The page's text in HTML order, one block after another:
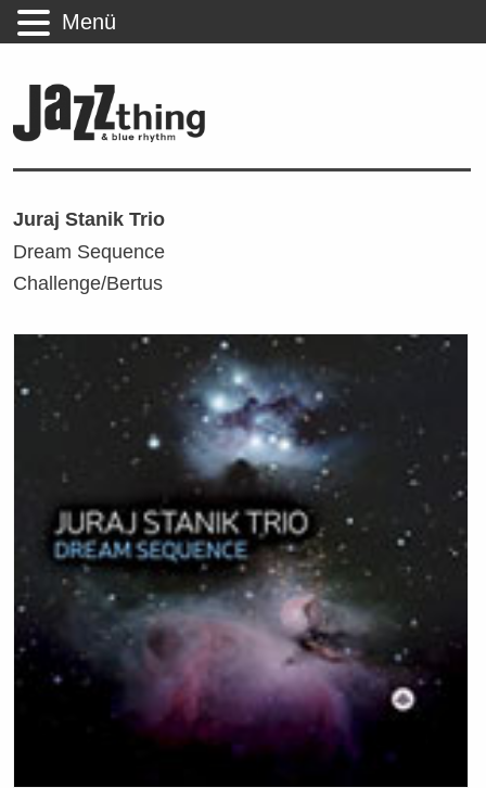
Juraj Stanik Trio
Dream Sequence
Challenge/Bertus
Menü